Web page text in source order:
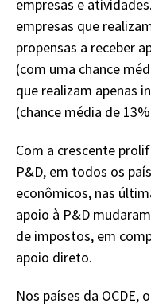
empresas e
empresas que
propensas a receber
(com uma chance
que realizam apenas
(chance média de
Com a crescente
P&D, em todos os
econômicos, nas
apoio à P&D
de impostos, em
apoio direto.
Nos países da OCDE,